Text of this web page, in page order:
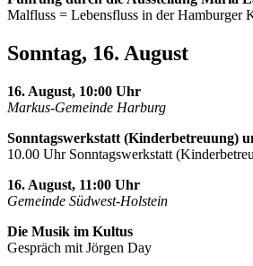
Malfluss = Lebensfluss in der Hamburger
Sonntag, 16. August
16. August, 10:00 Uhr
Markus-Gemeinde Harburg
Sonntagswerkstatt (Kinderbetreuung)
10.00 Uhr Sonntagswerkstatt
16. August, 11:00 Uhr
Gemeinde Südwest-Holstein
Die Musik im Kultus
Gespräch mit Jörgen Day